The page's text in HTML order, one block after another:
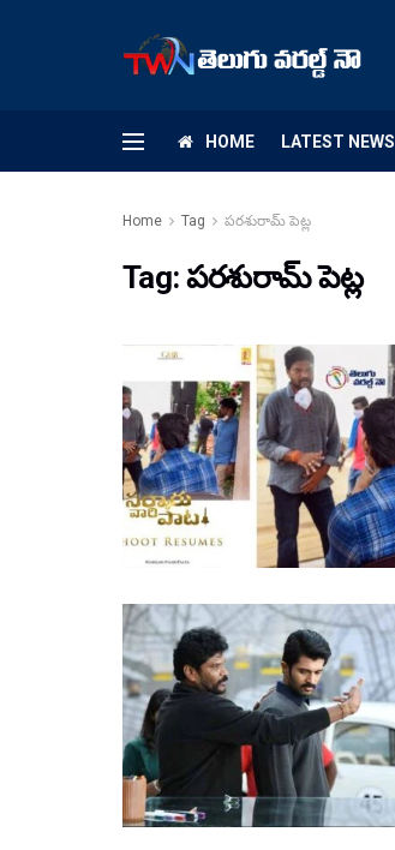
HOME LATEST NEWS
Home Tag పరశురామ్ పెట్ల
Tag:పరశురామ్ పెట్ల